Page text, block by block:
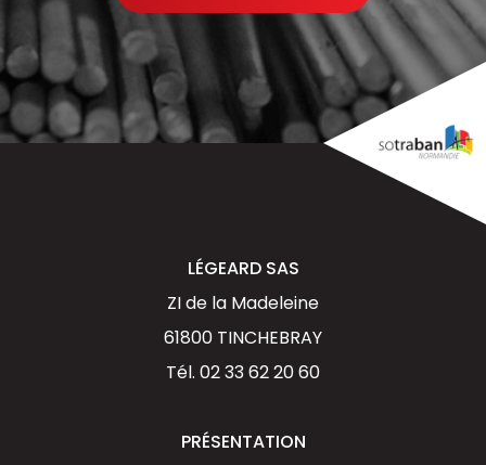
LÉGEARD SAS
ZI de la Madeleine
61800 TINCHEBRAY
Tél. 02 33 62 20 60
PRÉSENTATION